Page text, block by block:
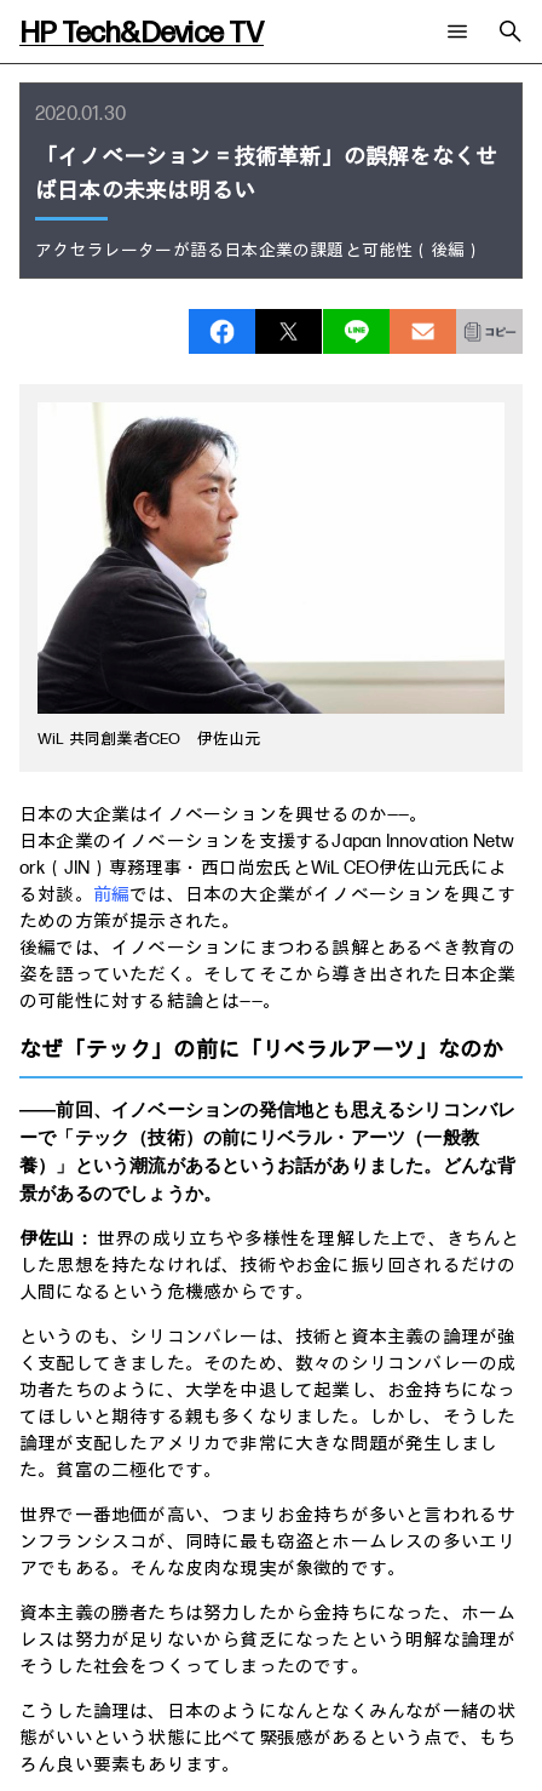
HP Tech&Device TV
全てのコンテンツ
チャンネル
AIの進化と活用事例
製品トレンド & レビュー
サイバーセキュリティ
タグ
イベントレポート
AI PC
AIワークステーション
Poly
イベント・セミナー情報
ご相談
日本HP 公式Webサイト
HP Tech&Device TV 内のコンテンツを検索します。
2020.01.30
「イノベーション＝技術革新」の誤解をなくせ
ば日本の未来は明るい
アクセラレーターが語る日本企業の課題と可能性（後編）
WiL 共同創業者CEO 伊佐山元
日本の大企業はイノベーションを興せるのか――。
日本企業のイノベーションを支援するJapan Innovation Netw
ork（JIN）専務理事・西口尚宏氏とWiL CEO伊佐山元氏によ
る対談。 前編では、日本の大企業がイノベーションを興こす
ための方策が提示された。
後編では、イノベーションにまつわる誤解とあるべき教育の
姿を語っていただく。そしてそこから導き出された日本企業
の可能性に対する結論とは――。
なぜ「テック」の前に「リベラルアーツ」なのか
――前回、イノベーションの発信地とも思えるシリコンバレ
ーで「テック（技術）の前にリベラル・アーツ（一般教
養）」という潮流があるというお話がありました。どんな背
景があるのでしょうか。
伊佐山： 世界の成り立ちや多様性を理解した上で、きちんと
した思想を持たなければ、技術やお金に振り回されるだけの
人間になるという危機感からです。
というのも、シリコンバレーは、技術と資本主義の論理が強
く支配してきました。そのため、数々のシリコンバレーの成
功者たちのように、大学を中退して起業し、お金持ちになっ
てほしいと期待する親も多くなりました。しかし、そうした
論理が支配したアメリカで非常に大きな問題が発生しまし
た。貧富の二極化です。
世界で一番地価が高い、つまりお金持ちが多いと言われるサ
ンフランシスコが、同時に最も窃盗とホームレスの多いエリ
アでもある。そんな皮肉な現実が象徴的です。
資本主義の勝者たちは努力したから金持ちになった、ホーム
レスは努力が足りないから貧乏になったという明解な論理が
そうした社会をつくってしまったのです。
こうした論理は、日本のようになんとなくみんなが一緒の状
態がいいという状態に比べて緊張感があるという点で、もち
ろん良い要素もあります。